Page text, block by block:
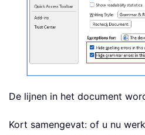
De lijnen in het document
Kort samengevat: of u nu